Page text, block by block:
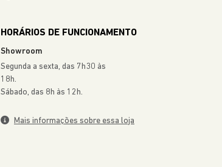
HORÁRIOS DE FUNCIONAMENTO
Showroom
Segunda a sexta, das 7h30 às
18h.
Sábado, das 8h às 12h.
Mais informações sobre essa loja